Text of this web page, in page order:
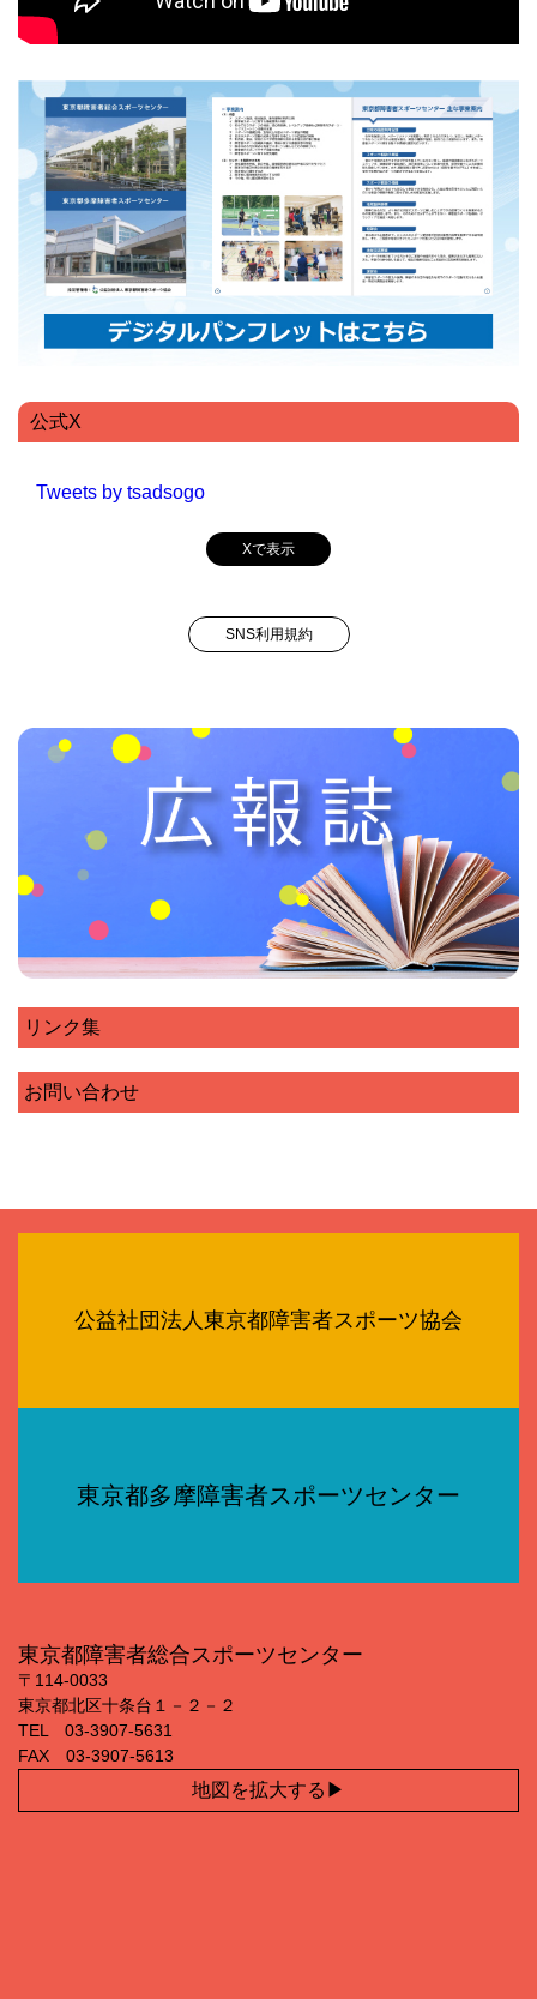
公式X
Tweets by tsadsogo
Xで表示
SNS利用規約
リンク集
お問い合わせ
公益社団法人東京都障害者スポーツ協会
東京都多摩障害者スポーツセンター
東京都障害者総合スポーツセンター
〒114‐0033
東京都北区十条台１－２－２
TEL 03‐3907‐5631
FAX 03‐3907‐5613
地図を拡大する